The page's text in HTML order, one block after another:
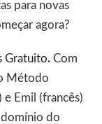
para novas
agora?
Gratuito.Com
Método
Emil (francês)
domínio do